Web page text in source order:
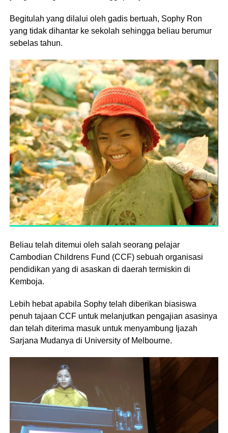
Begitulah yang dilalui oleh gadis bertuah, Sophy Ron
yang tidak dihantar ke sekolah sehingga beliau berumur
sebelas tahun.
Beliau telah ditemui oleh salah seorang pelajar
Cambodian Childrens Fund (CCF) sebuah organisasi
pendidikan yang di asaskan di daerah termiskin di
Kemboja.
Lebih hebat apabila Sophy telah diberikan biasiswa
penuh tajaan CCF untuk melanjutkan pengajian asasinya
dan telah diterima masuk untuk menyambung Ijazah
Sarjana Mudanya di University of Melbourne.